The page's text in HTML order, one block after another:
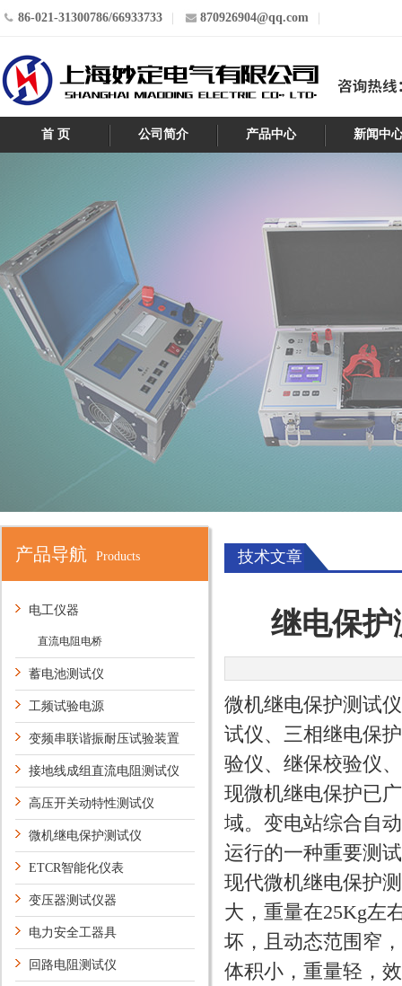
86-021-31300786/66933733 870926904@qq.com
首 页 公司简介 产品中心 新闻中
产品导航 Products
电工仪器
直流电阻电桥
蓄电池测试仪
工频试验电源
变频串联谐振耐压试验装置
接地线成组直流电阻测试仪
高压开关动特性测试仪
微机继电保护测试仪
ETCR智能化仪表
变压器测试仪器
电力安全工器具
回路电阻测试仪
技术文章
继电保护
微机继电保护测试
试仪、三相继电保
验仪、继保校验仪
现微机继电保护已
域。变电站综合自
运行的一种重要测
现代微机继电保护
大，重量在25Kg左
坏，且动态范围窄
体积小，重量轻，